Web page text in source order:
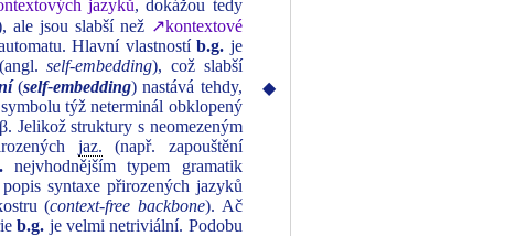
jazyků, dokážou tedy
ale jsou slabší než ↗kontextové
Hlavní vlastnostíb.g. je
(angl.self‑embedding), což slabší
(self-embedding) nastává tehdy,
týž neterminál obklopený
Jelikož struktury s neomezeným
jaz. (např. zapouštění
nejvhodnějším typem gramatik
syntaxe přirozených jazyků
(context‑free backbone). Ač
b.g. je velmi netriviální. Podobu
◆